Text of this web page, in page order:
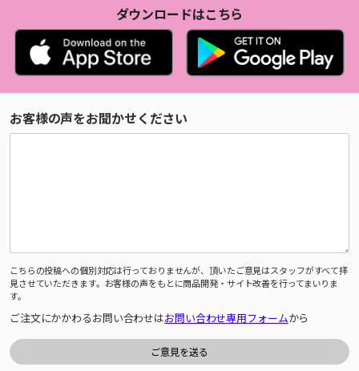
ダウンロードはこちら
お客様の声をお聞かせください
こちらの投稿への個別対応は行っておりませんが、頂いたご意見はスタッフがすべて拝
見させていただきます。お客様の声をもとに商品開発・サイト改善を行ってまいりま
す。
ご注文にかかわるお問い合わせはお問い合わせ専用フォームから